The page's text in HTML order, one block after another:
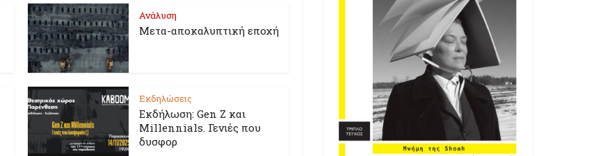
Ανάλυση
Μετα-αποκαλυπτική εποχή
Εκδηλώσεις
Εκδήλωση: Gen Z και
Millennials. Γενιές που
δυσφορ